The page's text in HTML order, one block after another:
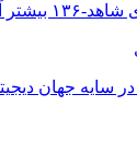
آشنا شوید
سایه جهان